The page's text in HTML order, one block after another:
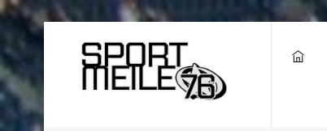
to
content